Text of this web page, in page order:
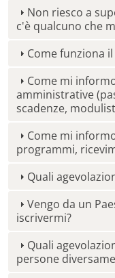
Non riesco a
c'è qualcuno che
Come funziona
Come mi
amministrative
scadenze,
Come mi
programmi,
Quali
Vengo da un
iscrivermi?
Quali
persone